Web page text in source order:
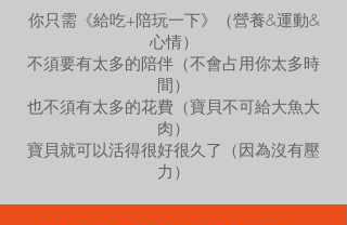
你只需《給吃+陪玩一下》（營養&運動&
心情）
不須要有太多的陪伴（不會占用你太多時
間）
也不須有太多的花費（寶貝不可給大魚大
肉）
寶貝就可以活得很好很久了（因為沒有壓
力）